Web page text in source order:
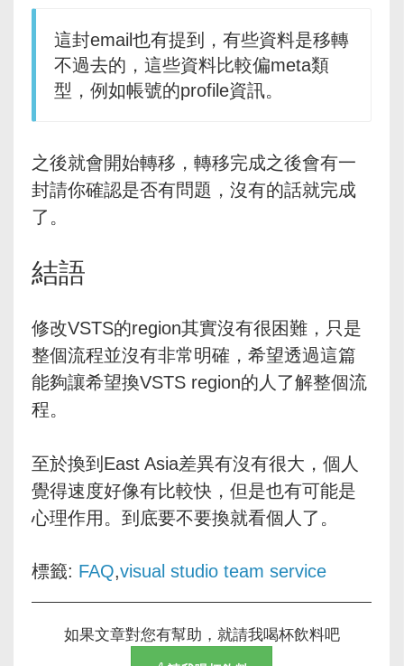
這封email也有提到，有些資料是移轉
不過去的，這些資料比較偏meta類
型，例如帳號的profile資訊。
之後就會開始轉移，轉移完成之後會有一
封請你確認是否有問題，沒有的話就完成
了。
結語
修改VSTS的region其實沒有很困難，只是
整個流程並沒有非常明確，希望透過這篇
能夠讓希望換VSTS region的人了解整個流
程。
至於換到East Asia差異有沒有很大，個人
覺得速度好像有比較快，但是也有可能是
心理作用。到底要不要換就看個人了。
標籤: FAQ,visual studio team service
如果文章對您有幫助，就請我喝杯飲料吧